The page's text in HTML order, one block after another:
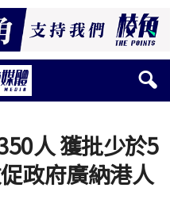
人 獲批少於5
政府廣納港人